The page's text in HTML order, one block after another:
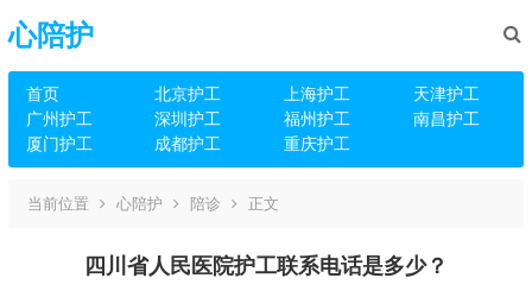
心陪护
首页 北京护工 上海护工
天津护工
广州护工
深圳护工 福州护工
南昌护工
厦门护工
成都护工 重庆护工
当前位置 心陪护 陪诊 正文
四川省人民医院护工联系电话是多少？